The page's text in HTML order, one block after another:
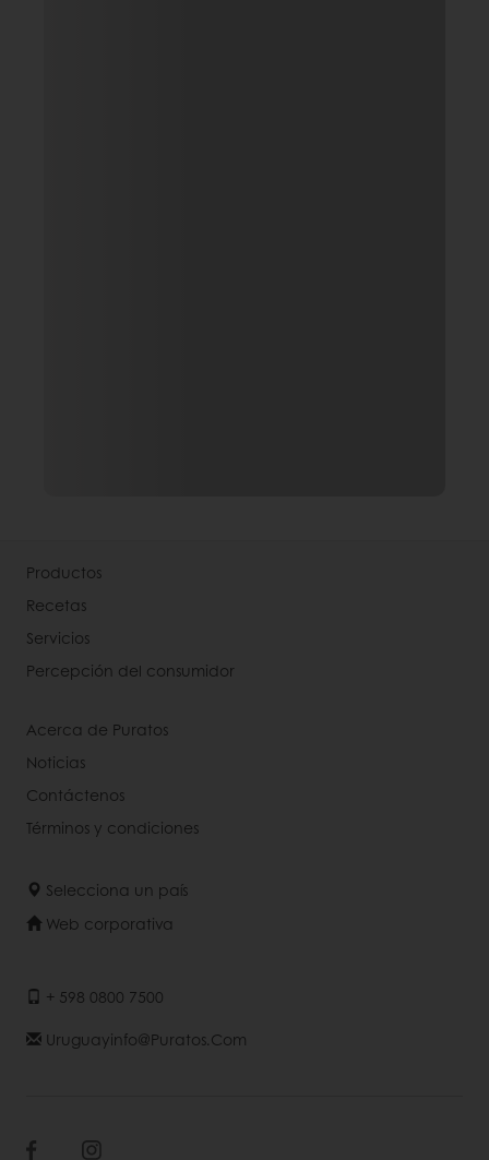
Productos
Recetas
Servicios
Percepción del consumidor
Acerca de Puratos
Noticias
Contáctenos
Términos y condiciones
Selecciona un país
Web corporativa
+ 598 0800 7500
Uruguayinfo@puratos.com